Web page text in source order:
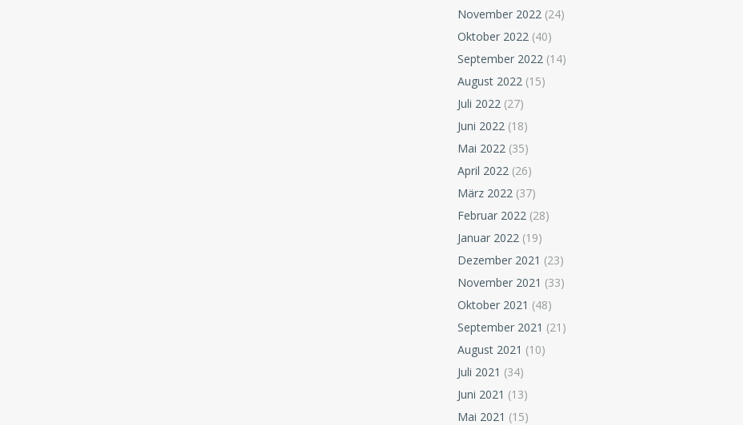
November 2022 (24)
Oktober 2022 (40)
September 2022 (14)
August 2022 (15)
Juli 2022 (27)
Juni 2022 (18)
Mai 2022 (35)
April 2022 (26)
März 2022 (37)
Februar 2022 (28)
Januar 2022 (19)
Dezember 2021 (23)
November 2021 (33)
Oktober 2021 (48)
September 2021 (21)
August 2021 (10)
Juli 2021 (34)
Juni 2021 (13)
Mai 2021 (15)